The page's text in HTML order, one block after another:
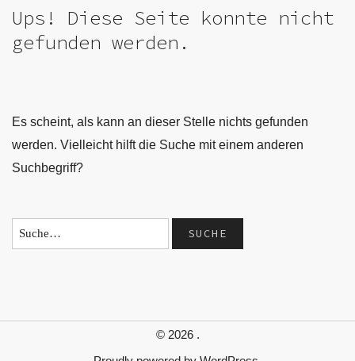
Ups! Diese Seite konnte nicht
gefunden werden.
Es scheint, als kann an dieser Stelle nichts gefunden
werden. Vielleicht hilft die Suche mit einem anderen
Suchbegriff?
© 2026 .